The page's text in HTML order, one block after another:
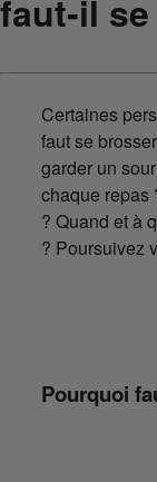
faut-il
Certaines
faut se
garder un
chaque repas
? Quand et à
? Poursuivez
Pourquoi